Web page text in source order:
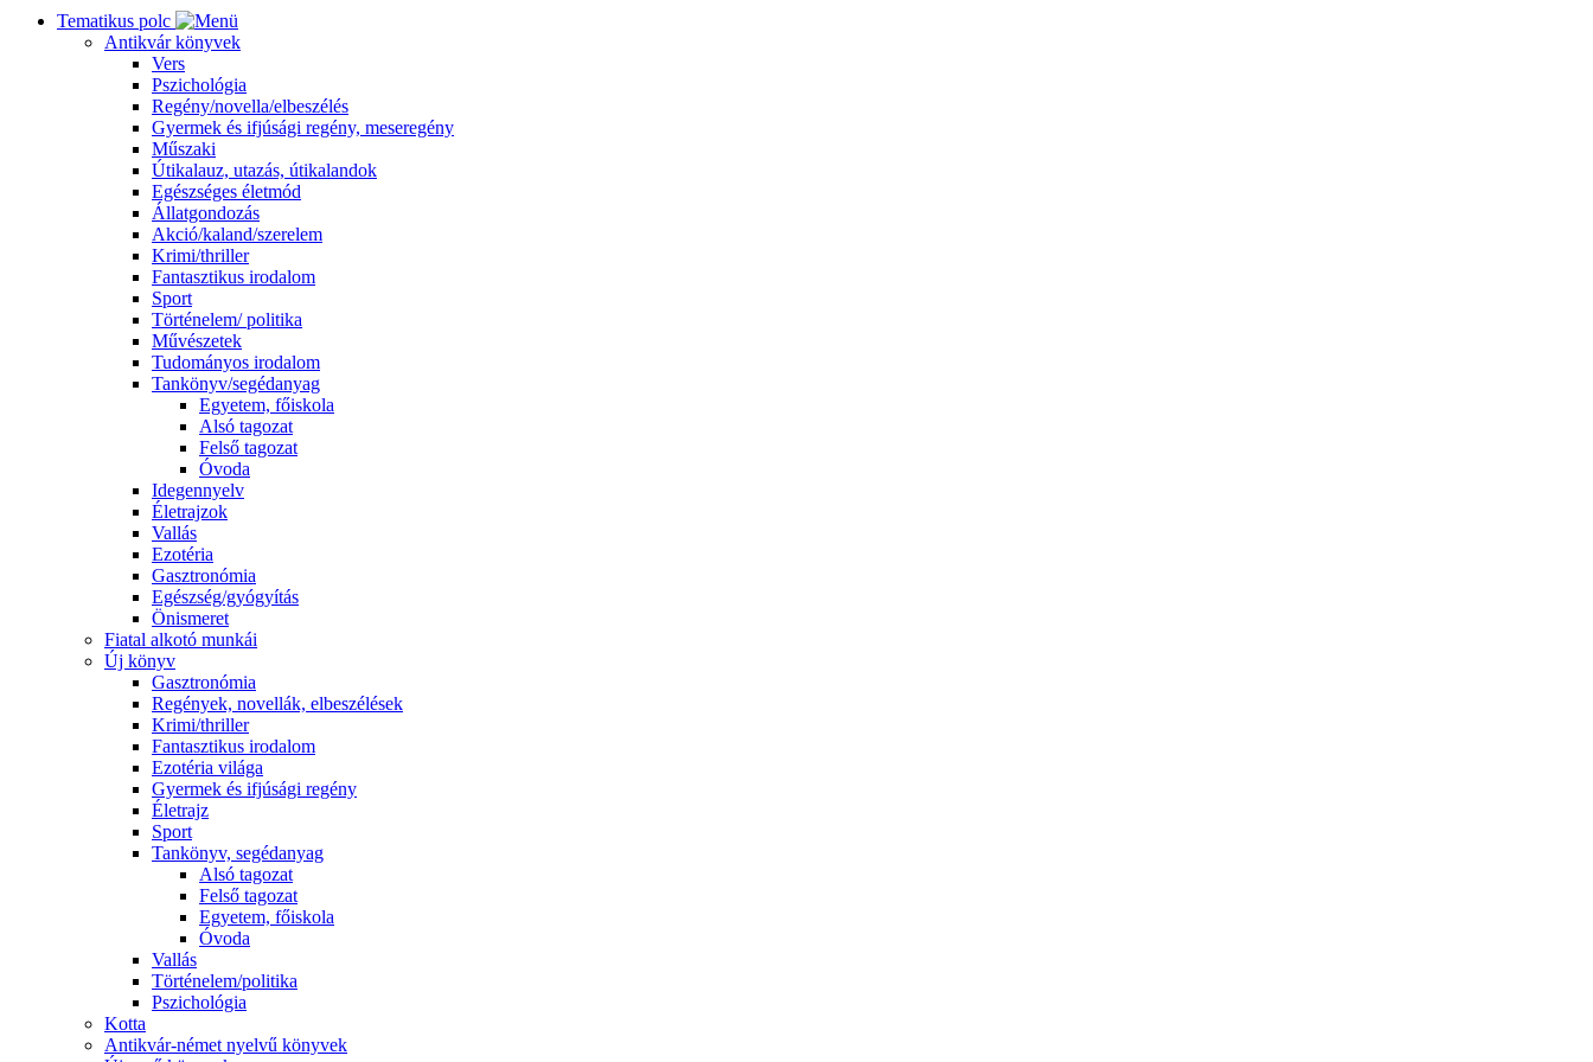
Tematikus polc
Antikvár könyvek
Vers
Pszichológia
Regény/novella/elbeszélés
Gyermek és ifjúsági regény, meseregény
Műszaki
Útikalauz, utazás, útikalandok
Egészséges életmód
Állatgondozás
Akció/kaland/szerelem
Krimi/thriller
Fantasztikus irodalom
Sport
Történelem/ politika
Művészetek
Tudományos irodalom
Tankönyv/segédanyag
Egyetem, főiskola
Alsó tagozat
Felső tagozat
Óvoda
Idegennyelv
Életrajzok
Vallás
Ezotéria
Gasztronómia
Egészség/gyógyítás
Önismeret
Fiatal alkotó munkái
Új könyv
Gasztronómia
Regények, novellák, elbeszélések
Krimi/thriller
Fantasztikus irodalom
Ezotéria világa
Gyermek és ifjúsági regény
Életrajz
Sport
Tankönyv, segédanyag
Alsó tagozat
Felső tagozat
Egyetem, főiskola
Óvoda
Vallás
Történelem/politika
Pszichológia
Kotta
Antikvár-német nyelvű könyvek